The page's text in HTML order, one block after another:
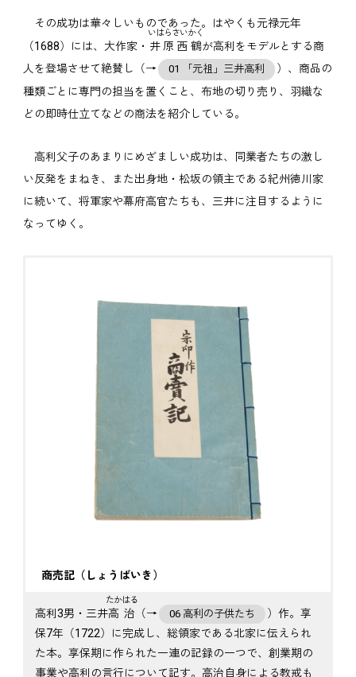
その成功は華々しいものであった。はやくも元禄元年
（1688）には、大作家・ 井原西鶴
いはらさいかく
が高利をモデルとする商
人を登場させて絶賛し（→
01 「元祖」三井高利
）、商品の
種類ごとに専門の担当を置くこと、布地の切り売り、羽織な
どの即時仕立てなどの商法を紹介している。
高利父子のあまりにめざましい成功は、同業者たちの激し
い反発をまねき、また出身地・松坂の領主である紀州徳川家
に続いて、将軍家や幕府高官たちも、三井に注目するように
なってゆく。
商売記（しょうばいき）
高利3男・三井高治
たかはる
（→ 06 高利の子供たち
）作。享
保7年（1722）に完成し、総領家である北家に伝えられ
た本。享保期に作られた一連の記録の一つで、創業期の
事業や高利の言行について記す。高治自身による教戒も